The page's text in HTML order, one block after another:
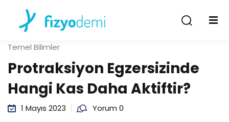
Temel Bilimler
Protraksiyon Egzersizinde
Hangi Kas Daha Aktiftir?
1 Mayıs 2023 Yorum 0
Giriş Yap
Hesabın yok mu?Kayıt Ol